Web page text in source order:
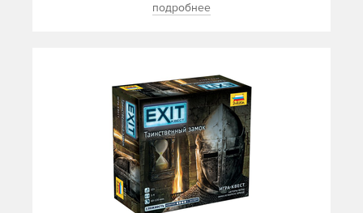
подробнее